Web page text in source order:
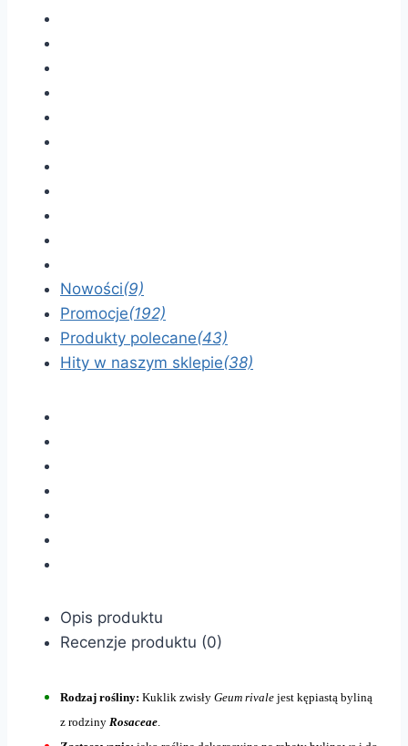
Nowości(9)
Promocje(192)
Produkty polecane(43)
Hity w naszym sklepie(38)
Opis produktu
Recenzje produktu (0)
Rodzaj rośliny: Kuklik zwisły Geum rivale jest kępiastą byliną
z rodziny Rosaceae